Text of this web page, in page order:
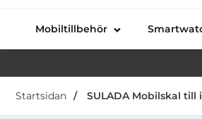
Mobiltillbehör
Startsidan SULADA Mobilskal till